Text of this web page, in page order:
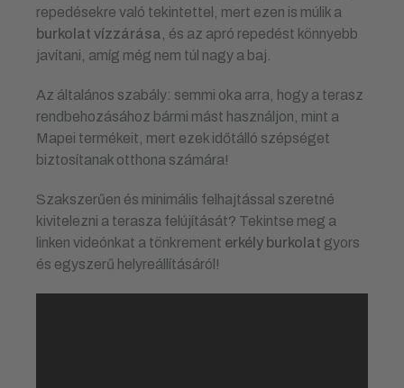
repedésekre való tekintettel, mert ezen is múlik a
burkolat vízzárása , és az apró repedést könnyebb
javítani, amíg még nem túl nagy a baj.
Az általános szabály: semmi oka arra, hogy a terasz
rendbehozásához bármi mást használjon, mint a
Mapei termékeit, mert ezek időtálló szépséget
biztosítanak otthona számára!
Szakszerűen és minimális felhajtással szeretné
kivitelezni a terasza felújítását? Tekintse meg a
linken videónkat a tönkrement erkély burkolat gyors
és egyszerű helyreállításáról!